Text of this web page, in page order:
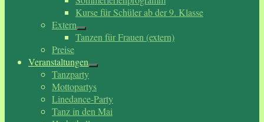
Kurse für Schüler ab der 9. Klasse
Extern
Tanzen für Frauen (extern)
Preise
Veranstaltungen
Tanzparty
Mottopartys
Linedance-Party
Tanz in den Mai